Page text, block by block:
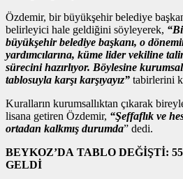
Özdemir, bir büyükşehir belediye
belirleyici hale geldiğini söyleyerek,
büyükşehir belediye başkanı, o
yardımcılarına, küme lider vekiline
sürecini hazırlıyor. Böylesine
tablosuyla karşı karşıyayız” tabirlerini
Kuralların kurumsallıktan çıkarak
lisana getiren Özdemir, “Şeffaflık ve
ortadan kalkmış durumda” dedi.
BEYKOZ’DA TABLO DEĞİŞTİ:
GELDİ